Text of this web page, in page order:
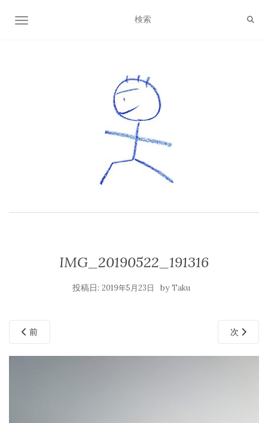
ナビゲーション切り替え
IMG_20190522_191316
投稿日: 2019年5月23日 byTaku
前 次